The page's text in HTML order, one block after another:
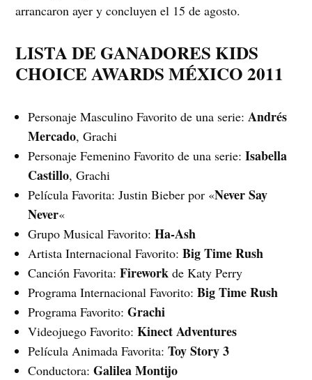
arrancaron ayer y concluyen el 15 de agosto.
LISTA DE GANADORES KIDS
CHOICE AWARDS MÉXICO 2011
Personaje Masculino Favorito de una serie:Andrés
Mercado, Grachi
Personaje Femenino Favorito de una serie:Isabella
Castillo, Grachi
Película Favorita: Justin Bieber por «Never Say
Never«
Grupo Musical Favorito:Ha-Ash
Artista Internacional Favorito:Big Time Rush
Canción Favorita:Firework de Katy Perry
Programa Internacional Favorito:Big Time Rush
Programa Favorito:Grachi
Videojuego Favorito:Kinect Adventures
Película Animada Favorita:Toy Story 3
Conductora:Galilea Montijo